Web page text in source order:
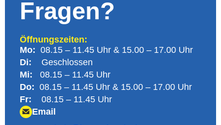
Fragen?
Öffnungszeiten:
Mo: 08.15 – 11.45 Uhr & 15.00 – 17.00 Uhr
Di: Geschlossen
Mi: 08.15 – 11.45 Uhr
Do: 08.15 – 11.45 Uhr & 15.00 – 17.00 Uhr
Fr: 08.15 – 11.45 Uhr
Email